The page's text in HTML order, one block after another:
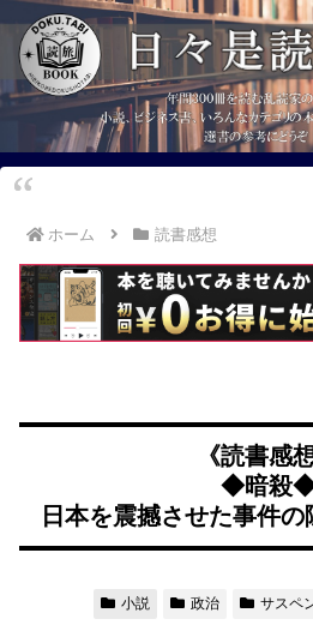
ホーム 読書感想
《読書感
◆暗殺
日本を震撼させた事件
小説 政治 サスペ